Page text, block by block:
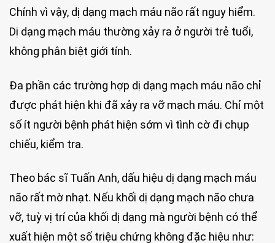
Chính vì vậy, dị dạng mạch máu não rất nguy hiểm.
Dị dạng mạch máu thường xảy ra ở người trẻ tuổi,
không phân biệt giới tính.
Đa phần các trường hợp dị dạng mạch máu não chỉ
được phát hiện khi đã xảy ra vỡ mạch máu. Chỉ một
số ít người bệnh phát hiện sớm vì tình cờ đi chụp
chiếu, kiểm tra.
Theo bác sĩ Tuấn Anh, dấu hiệu dị dạng mạch máu
não rất mờ nhạt. Nếu khối dị dạng mạch não chưa
vỡ, tuỳ vị trí của khối dị dạng mà người bệnh có thể
xuất hiện một số triệu chứng không đặc hiệu như: